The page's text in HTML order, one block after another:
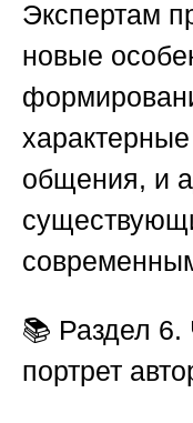
Экспертам
новые
общения, и
📚 Раздел 6.
портрет